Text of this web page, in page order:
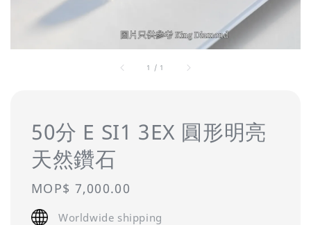
1 / 1
50分 E SI1 3EX 圓形明亮
天然鑽石
Regular
price
MOP$ 7,000.00
Worldwide shipping